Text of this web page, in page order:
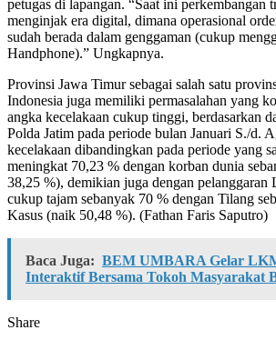
petugas di lapangan. “Saat ini perkembangan
menginjak era digital, dimana operasional
sudah berada dalam genggaman (cukup
Handphone).” Ungkapnya.
Provinsi Jawa Timur sebagai salah satu
Indonesia juga memiliki permasalahan yang
angka kecelakaan cukup tinggi, berdasarkan
Polda Jatim pada periode bulan Januari S./d.
kecelakaan dibandingkan pada periode yang
meningkat 70,23 % dengan korban dunia
38,25 %), demikian juga dengan pelanggaran
cukup tajam sebanyak 70 % dengan Tilang
Kasus (naik 50,48 %). (Fathan Faris Saputro)
Baca Juga: BEM UMBARA Gelar
Interaktif Bersama Tokoh Masyarakat
Share